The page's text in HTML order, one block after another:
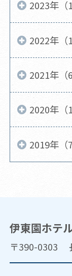
2023年（
2022年（
2021年（6
2020年（
2019年（7
伊東園ホテ
〒390-0303